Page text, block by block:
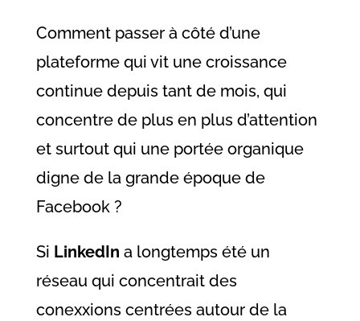
Comment passer à côté d’une
plateforme qui vit une croissance
continue depuis tant de mois, qui
concentre de plus en plus d’attention
et surtout qui une portée organique
digne de la grande époque de
Facebook ?
Si LinkedIn a longtemps été un
réseau qui concentrait des
conexxions centrées autour de la